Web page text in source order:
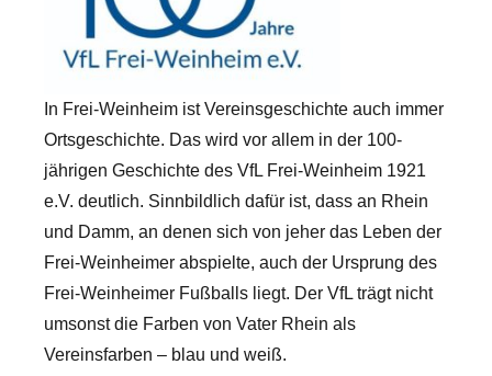
In Frei-Weinheim ist Vereinsgeschichte auch immer
Ortsgeschichte. Das wird vor allem in der 100-
jährigen Geschichte des VfL Frei-Weinheim 1921
e.V. deutlich. Sinnbildlich dafür ist, dass an Rhein
und Damm, an denen sich von jeher das Leben der
Frei-Weinheimer abspielte, auch der Ursprung des
Frei-Weinheimer Fußballs liegt. Der VfL trägt nicht
umsonst die Farben von Vater Rhein als
Vereinsfarben – blau und weiß.